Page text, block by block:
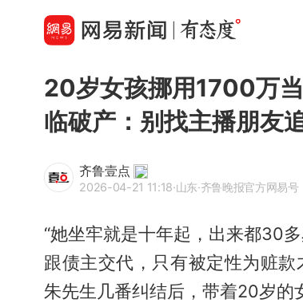
20岁女孩挪用1700万
临破产：别找主播朋友
齐鲁壹点
2026-04-21 11:18·山东·齐鲁晚报官方网易号
“她坐牢就是十年起，出来都30
跟债主交代，只有被定性为赃
朱先生几番纠结后，带着20岁的